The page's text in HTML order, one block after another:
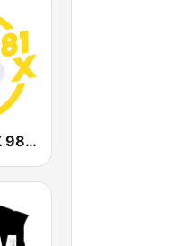
CHOI Radio X 98.1 FM